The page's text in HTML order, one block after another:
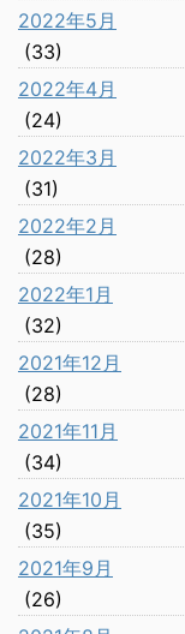
2022年5月
(33)
2022年4月
(24)
2022年3月
(31)
2022年2月
(28)
2022年1月
(32)
2021年12月
(28)
2021年11月
(34)
2021年10月
(35)
2021年9月
(26)